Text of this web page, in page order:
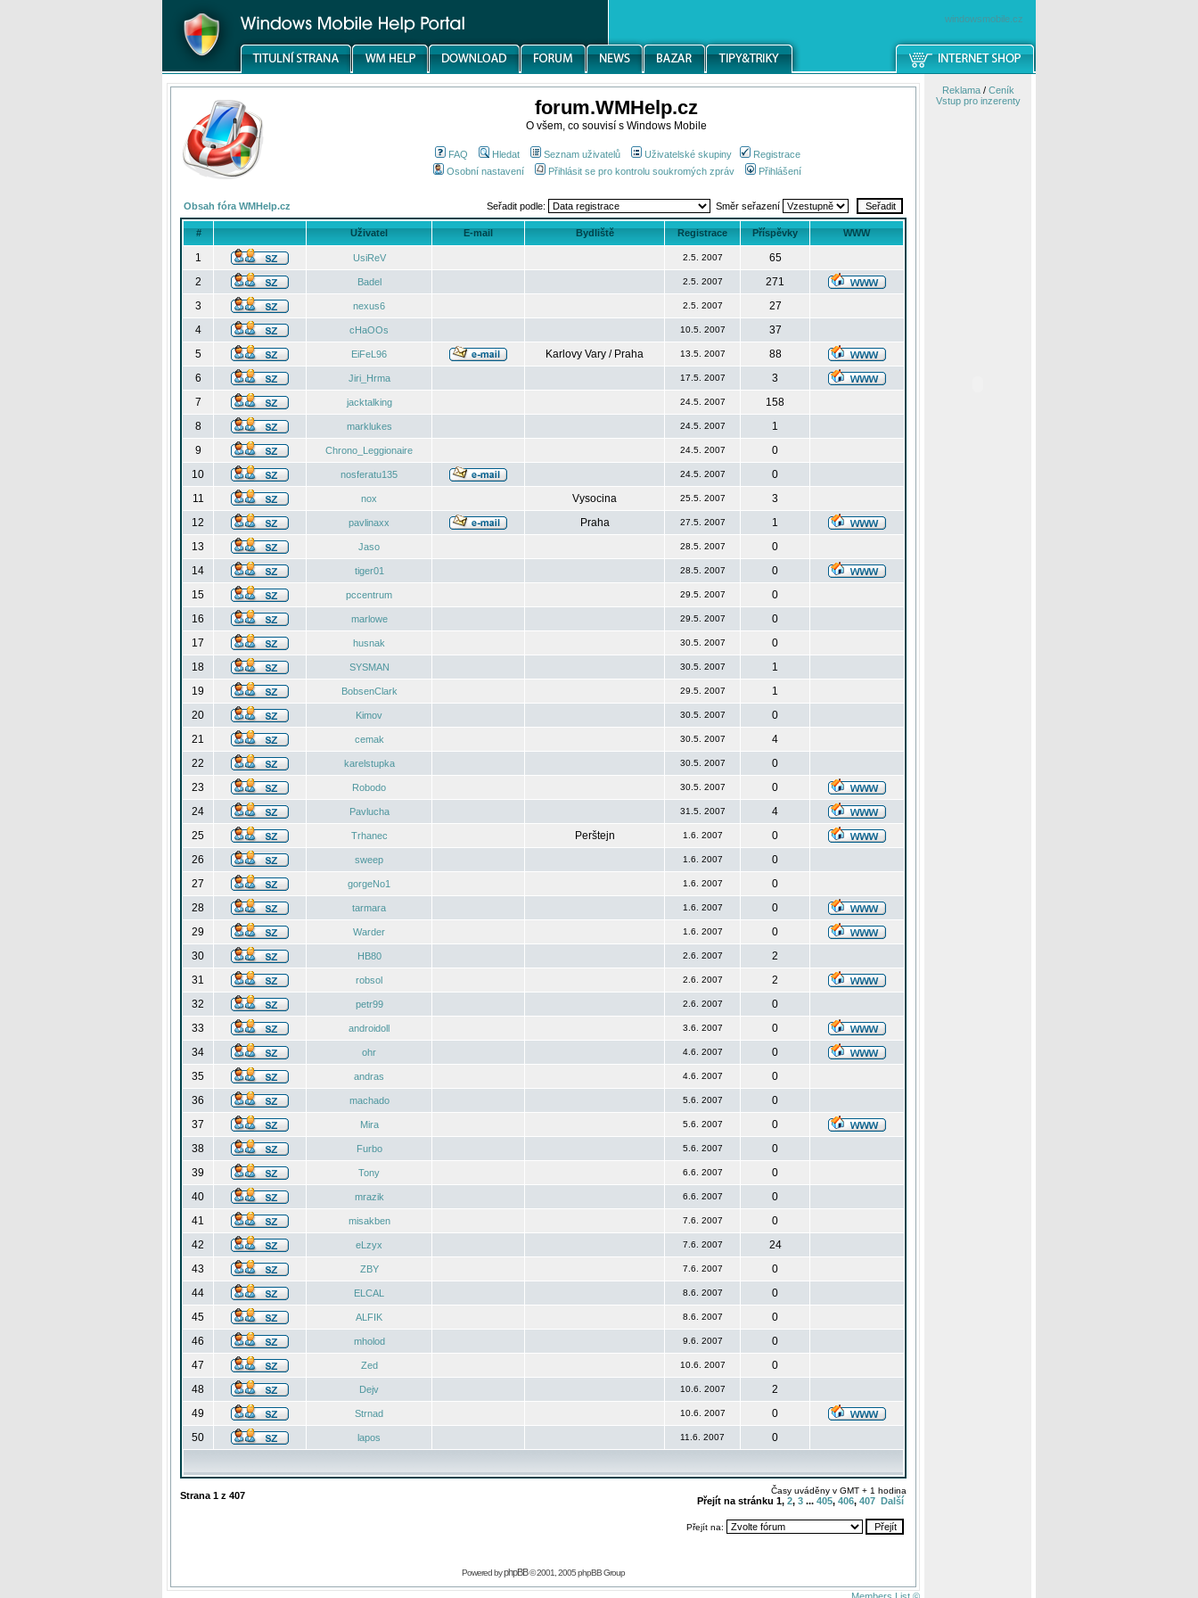
windowsmobile.cz
forum.WMHelp.cz
O všem, co souvisí s Windows Mobile
FAQ Hledat Seznam uživatelů Uživatelské skupiny
Registrace
Osobní nastavení
Přihlásit se pro kontrolu soukromých zpráv Přihlášení
Obsah fóra WMHelp.cz Seřadit podle: Směr seřazení
# Uživatel E-mail Bydliště Registrace Příspěvky WWW
1 UsiReV 2.5. 2007
65
2
Badel 2.5. 2007
271
3
nexus6 2.5. 2007
27
4
cHaOOs 10.5. 2007
37
5
EiFeL96 Karlovy Vary / Praha 13.5. 2007
88
6
Jiri_Hrma 17.5. 2007
3
7
jacktalking 24.5. 2007
158
8
marklukes 24.5. 2007
1
9
Chrono_Leggionaire 24.5. 2007
0
10
nosferatu135 24.5. 2007
0
11
nox Vysocina 25.5. 2007
3
12
pavlinaxx Praha 27.5. 2007
1
13
Jaso 28.5. 2007
0
14
tiger01 28.5. 2007
0
15
pccentrum 29.5. 2007
0
16
marlowe 29.5. 2007
0
17
husnak 30.5. 2007
0
18
SYSMAN 30.5. 2007
1
19
BobsenClark 29.5. 2007
1
20
Kimov 30.5. 2007
0
21
cemak 30.5. 2007
4
22
karelstupka 30.5. 2007
0
23
Robodo 30.5. 2007
0
24
Pavlucha 31.5. 2007
4
25
Trhanec Perštejn 1.6. 2007
0
26
sweep 1.6. 2007
0
27
gorgeNo1 1.6. 2007
0
28
tarmara 1.6. 2007
0
29
Warder 1.6. 2007
0
30
HB80 2.6. 2007
2
31
robsol 2.6. 2007
2
32
petr99 2.6. 2007
0
33
androidoll 3.6. 2007
0
34
ohr 4.6. 2007
0
35
andras 4.6. 2007
0
36
machado 5.6. 2007
0
37
Mira 5.6. 2007
0
38
Furbo 5.6. 2007
0
39
Tony 6.6. 2007
0
40
mrazik 6.6. 2007
0
41
misakben 7.6. 2007
0
42
eLzyx 7.6. 2007
24
43
ZBY 7.6. 2007
0
44
ELCAL 8.6. 2007
0
45
ALFIK 8.6. 2007
0
46
mholod 9.6. 2007
0
47
Zed 10.6. 2007
0
48
Dejv 10.6. 2007
2
49
Strnad 10.6. 2007
0
50
lapos 11.6. 2007 0
Strana 1 z 407 Časy uváděny v GMT + 1 hodina
Přejít na stránku 1, 2, 3 ... 405, 406, 407 Další
Přejít na:
Powered byphpBB© 2001, 2005 phpBB Group
Reklama/ Ceník
Vstup pro inzerenty